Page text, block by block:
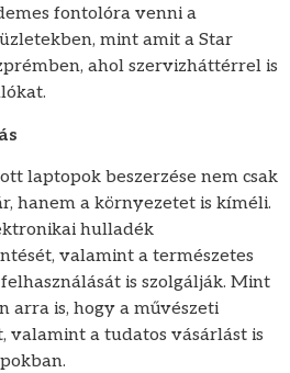
fontolóra venni a
mint amit a Star
ahol szervizháttérrel is
laptopok beszerzése nem csak
hanem a környezetet is kíméli.
hulladék
valamint a természetes
is szolgálják. Mint
arra is, hogy a művészeti
valamint a tudatos vásárlást is